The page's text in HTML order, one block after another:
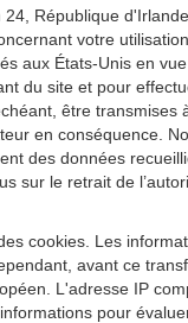
République
votre
aux États-Unis en
du site et pour
être transmises
en conséquence.
des données
sur le retrait de
cookies. Les
avant ce
L'adresse IP
pour